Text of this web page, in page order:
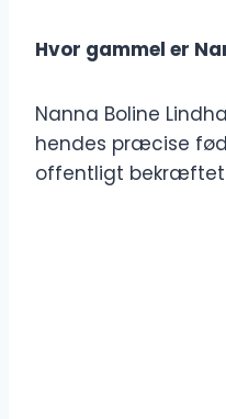
Hvor gammel er
Nanna Boline
hendes præcise
offentligt